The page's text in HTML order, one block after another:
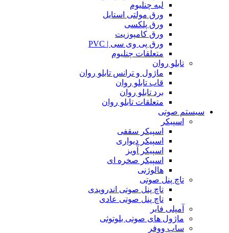
لبه چنلیوم
ورق مولتی استایل
ورق پلکسی
ورق کامپوزیت
ورق پی وی سی | PVC
متعلقات چنلیوم
تابلو روان
ماژول و ترانس تابلو روان
قاب تابلو روان
برد تابلو روان
متعلقات تابلو روان
سیستم صوتی
اسپیکر
اسپیکر سقفی
اسپیکر دیواری
اسپیکر آویز
اسپیکر صخره ای
هالوژنی
تاچ پنل صوتی
تاچ پنل صوتی اندرویدی
تاچ پنل صوتی عادی
آمپلی فایر
ماژول های صوتی بلوتوثی
ساب ووفر